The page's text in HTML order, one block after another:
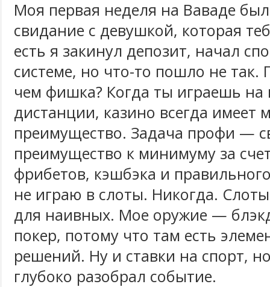
Моя первая неделя на Ваваде
свидание с девушкой, которая
есть я закинул депозит, начал
системе, но что-то пошло не
чем фишка? Когда ты играешь на
дистанции, казино всегда имеет
преимущество. Задача профи —
преимущество к минимуму за
фрибетов, кэшбэка и
не играю в слоты. Никогда.
для наивных. Мое оружие —
покер, потому что там есть
решений. Ну и ставки на спорт,
глубоко разобрал событие.